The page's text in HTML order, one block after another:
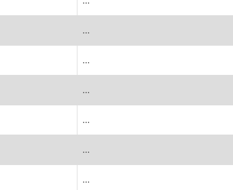
...
...
...
...
...
...